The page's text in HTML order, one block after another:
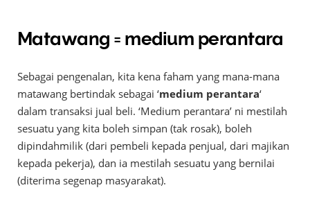
Matawang = medium perantara
Sebagai pengenalan, kita kena faham yang mana-mana
matawang bertindak sebagai ‘medium perantara‘
dalam transaksi jual beli. ‘Medium perantara’ ni mestilah
sesuatu yang kita boleh simpan (tak rosak), boleh
dipindahmilik (dari pembeli kepada penjual, dari majikan
kepada pekerja), dan ia mestilah sesuatu yang bernilai
(diterima segenap masyarakat).